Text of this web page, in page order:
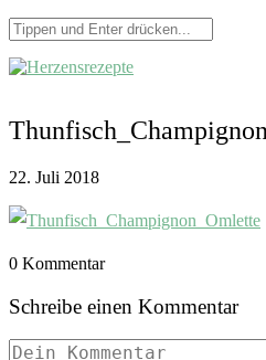
22. Juli 2018
0 Kommentar
Schreibe einen Kommentar